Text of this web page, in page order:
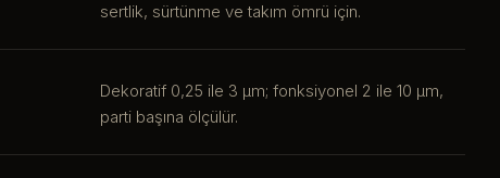
sertlik, sürtünme ve takım ömrü için.
Dekoratif 0,25 ile 3 µm; fonksiyonel 2 ile 10 µm,
parti başına ölçülür.